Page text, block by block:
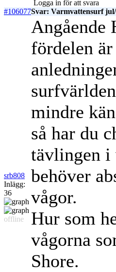
Logga in för att svara
#106077Svar: Varmvattensurf
srb808
Inlägg:
36
offline
Angående
fördelen
mindre
så har du
tävlingen i
behöver
vågor.
Hur som
vågorna
Shore.